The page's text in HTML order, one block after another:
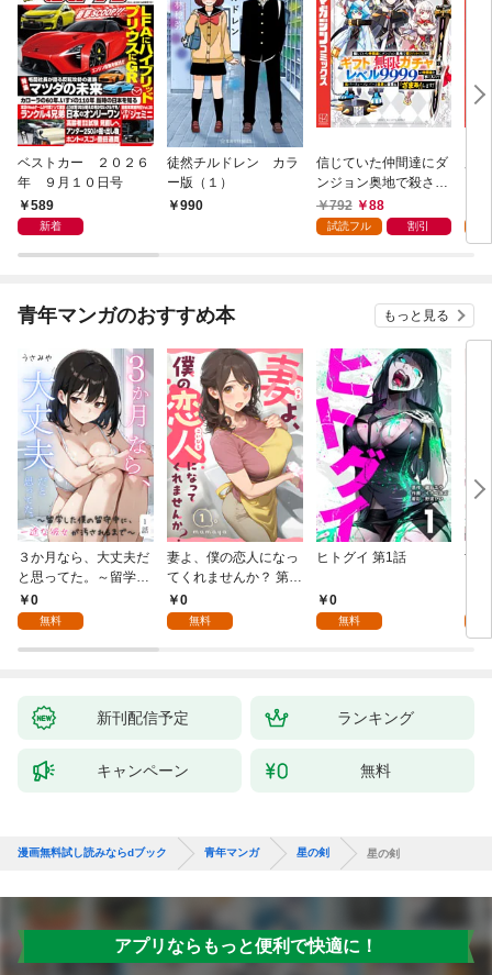
ベストカー ２０２６
年 ９月１０日号
589
新着
徒然チルドレン カラ
ー版（１）
990
信じていた仲間達にダ
ンジョン奥地で殺され
かけたがギフト『無限
ガチャ』でレベル９９
『ざまぁ！』します！
792 88
試読フル 割引
青年マンガのおすすめ本 もっと見る
３か月なら、大丈夫だ
と思ってた。～留学し
た僕の留守中に、一途
な彼女が汚されるまで
0
無料
妻よ、僕の恋人になっ
てくれませんか？ 第1
話0
無料
ヒトグイ 第1話
0
無料
世
新刊配信予定 ランキング
キャンペーン 無料
漫画無料試し読みならdブック 青年マンガ 星の剣 星の剣
アプリならもっと便利で快適に！